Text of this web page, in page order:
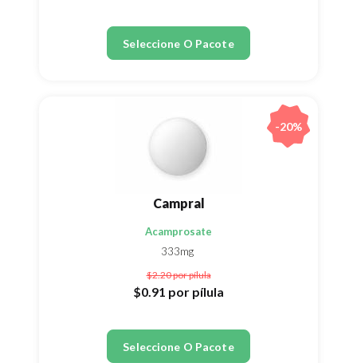
Seleccione O Pacote
Campral
Acamprosate
333mg
$2.20por pílula
$0.91 por pílula
Seleccione O Pacote
-20%